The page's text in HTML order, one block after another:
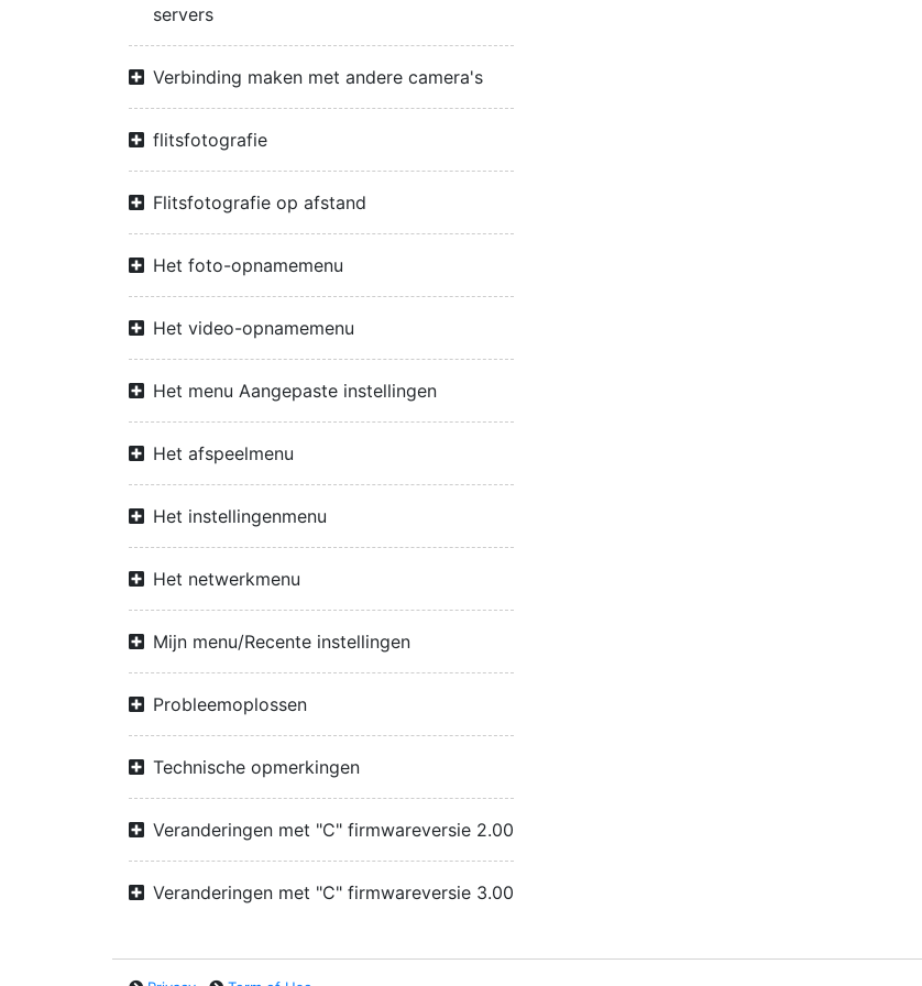
servers
Verbinding maken met andere camera's
flitsfotografie
Flitsfotografie op afstand
Het foto-opnamemenu
Het video-opnamemenu
Het menu Aangepaste instellingen
Het afspeelmenu
Het instellingenmenu
Het netwerkmenu
Mijn menu/Recente instellingen
Probleemoplossen
Technische opmerkingen
Veranderingen met "C" firmwareversie 2.00
Veranderingen met "C" firmwareversie 3.00